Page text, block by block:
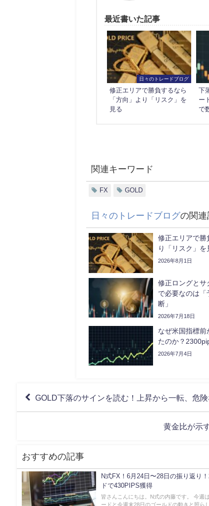
最近書いた記事
日々のトレードブログ
修正エリアで勝負するなら
「方向」より「リスク」を
見る
下
ー
で
関連キーワード
FX GOLD
日々のトレードブログの関連
修正エリアで勝
り「リスク」を
2026年8月1日
修正ロングとサ
で必要なのは「
断」
2026年7月18日
なぜ米国指標前
たのか？
2026年7月4日
GOLD下落のサインを読む！上昇から一転、危
黄金比が示
おすすめの記事
N式FX！6月24日〜28日の振り返り
ドで430PIPS獲得
皆さんこんにちは。N式の内藤です。 今週
ードと今週末28日のゴールドの動きと照ら